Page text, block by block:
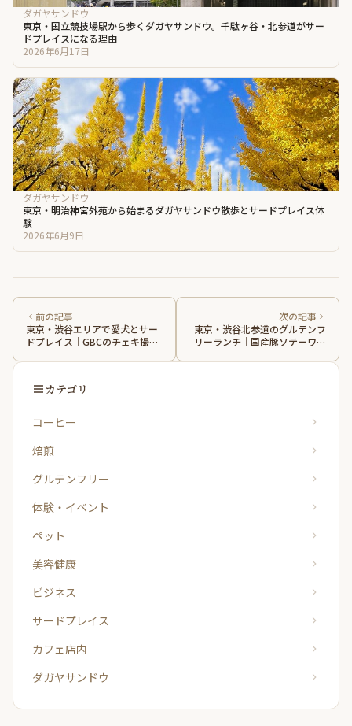
ダガヤサンドウ
東京・国立競技場駅から歩くダガヤサンドウ。千駄ヶ谷・北参道がサー
ドプレイスになる理由
2026年6月17日
ダガヤサンドウ
東京・明治神宮外苑から始まるダガヤサンドウ散歩とサードプレイス体
験
2026年6月9日
前の記事
東京・渋谷エリアで愛犬とサー
ドプレイス｜GBCのチェキ撮影
次の記事
東京・渋谷北参道のグルテンフ
リーランチ｜国産豚ソテーワン
カテゴリ
コーヒー
焙煎
グルテンフリー
体験・イベント
ペット
美容健康
ビジネス
サードプレイス
カフェ店内
ダガヤサンドウ